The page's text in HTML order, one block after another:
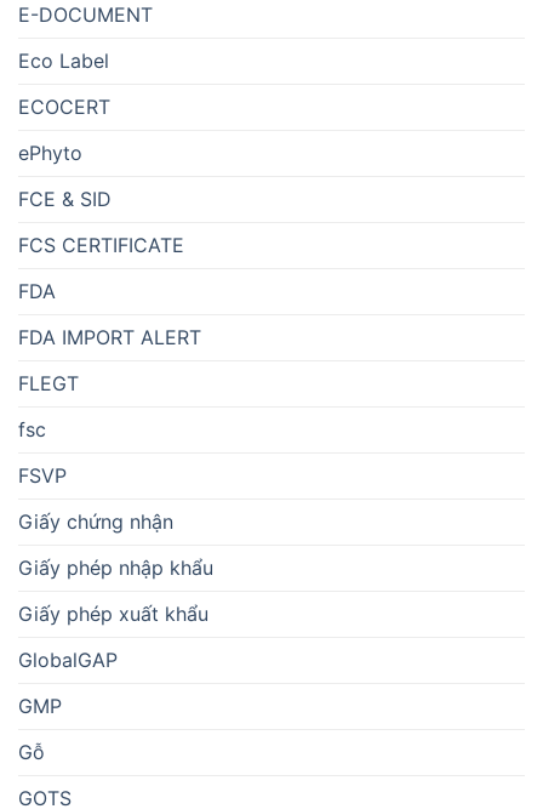
E-DOCUMENT
Eco Label
ECOCERT
ePhyto
FCE & SID
FCS CERTIFICATE
FDA
FDA IMPORT ALERT
FLEGT
fsc
FSVP
Giấy chứng nhận
Giấy phép nhập khẩu
Giấy phép xuất khẩu
GlobalGAP
GMP
Gỗ
GOTS